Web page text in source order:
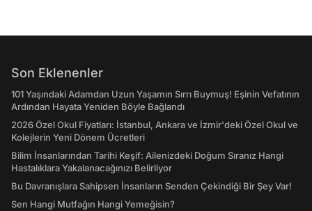
Son Eklenenler
101 Yaşındaki Adamdan Uzun Yaşamın Sırrı Buymuş! Eşinin Vefatının
Ardından Hayata Yeniden Böyle Bağlandı
2026 Özel Okul Fiyatları: İstanbul, Ankara ve İzmir'deki Özel Okul ve
Kolejlerin Yeni Dönem Ücretleri
Bilim İnsanlarından Tarihi Keşif: Ailenizdeki Doğum Sıranız Hangi
Hastalıklara Yakalanacağınızı Belirliyor
Bu Davranışlara Sahipsen İnsanların Senden Çekindiği Bir Şey Var!
Sen Hangi Mutfağın Hangi Yemeğisin?